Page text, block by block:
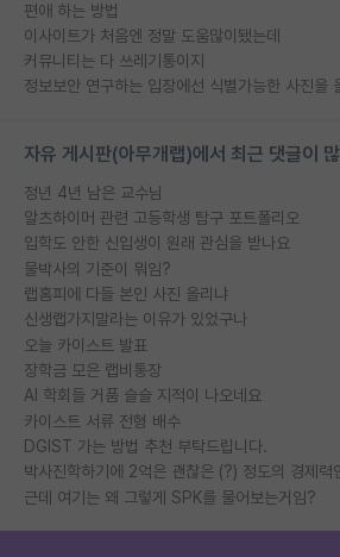
편애 하는 방법
이사이트가 처음엔 정말 도움많이됐는데
커뮤니티는 다 쓰레기통이지
자유 게시판(아무개랩)에서 최근 댓글이
정년 4년 남은 교수님
알츠하이머 관련 고등학생 탐구 포트폴리오
입학도 안한 신입생이 원래 관심을 받나요
물박사의 기준이 뭐임?
랩홈피에 다들 본인 사진 올리냐
신생랩가지말라는 이유가 있었구나
오늘 카이스트 발표
장학금 모은 랩비통장
AI 학회들 거품 슬슬 지적이 나오네요
카이스트 서류 전형 배수
DGIST 가는 방법 추천 부탁드립니다.
근데 여기는 왜 그렇게 SPK를 물어보는거임?